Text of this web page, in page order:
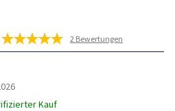
2 Bewertungen
Kauf